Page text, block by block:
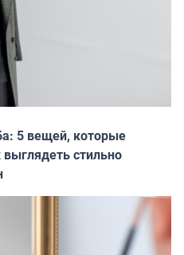
5 вещей, которые
стильно